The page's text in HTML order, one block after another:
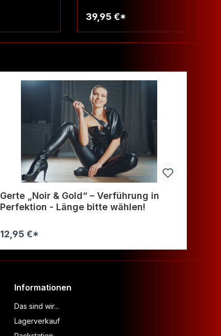
39,95 €*
Gerte „Noir & Gold“ – Verführung in
Perfektion - Länge bitte wählen!
12,95 €*
Informationen
Das sind wir...
Lagerverkauf